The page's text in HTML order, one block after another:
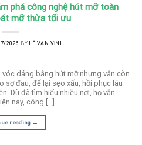
phá công nghệ hút mỡ toàn
mỡ thừa tối ưu
2026 BY LÊ VĂN VĨNH
dáng bằng hút mỡ nhưng vẫn còn
sợ đau, để lại sẹo xấu, hồi phục lâu
Dù đã tìm hiểu nhiều nơi, họ vẫn
nay, công […]
reading →